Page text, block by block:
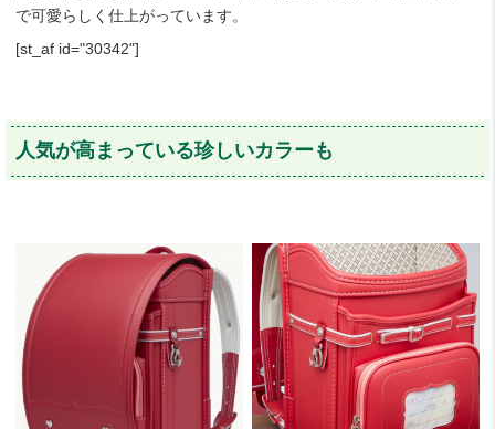
で可愛らしく仕上がっています。
[st_af id="30342"]
人気が高まっている珍しいカラーも